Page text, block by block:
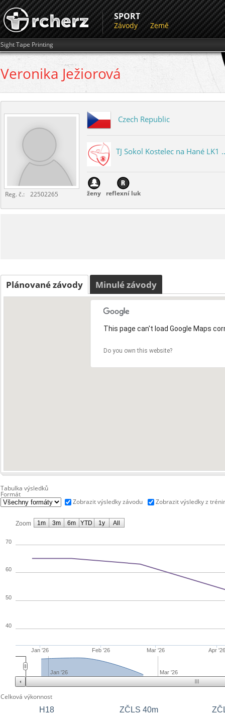
SPORT
Závody Země
Sight Tape Printing
Veronika Ježiorová
Reg. č.: 22502265
Czech Republic
TJ Sokol Kostelec na Hané LK1
ženy reflexní luk
Plánované závody Minulé závody
This page can't load Google Maps
Do you own this website?
Tabulka výsledků
Formát
Zobrazit výsledky závodu
Zobrazit výsledky z
Zoom
Jan '26 Feb '26 Mar '26 Apr '26
40
50
60
70
Jan '26 Mar '26
1m 3m 6m YTD 1y All
Celková výkonnost
H18
ZČLS 40m